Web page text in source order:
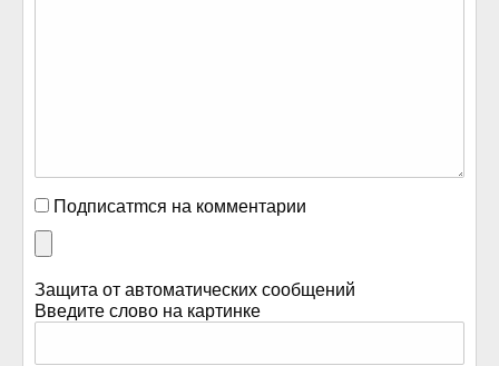
Подписатmся на комментарии
Защита от автоматических сообщений
Введите слово на картинке